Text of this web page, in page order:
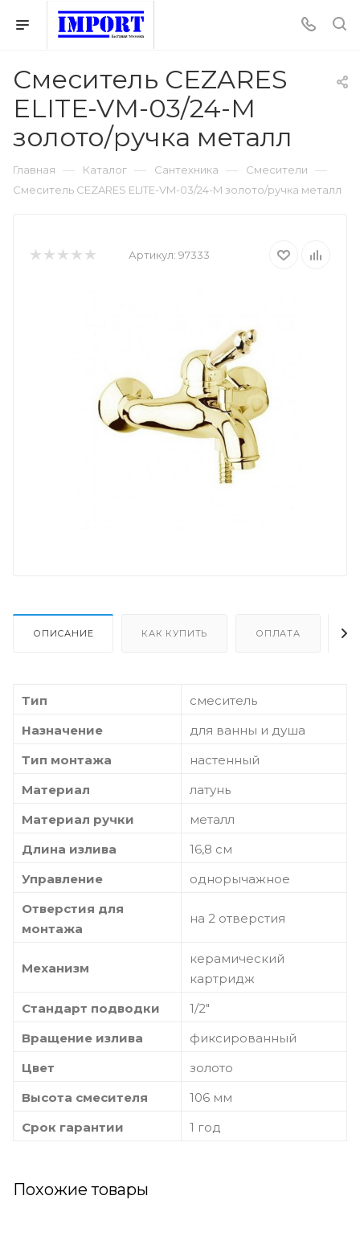
Смеситель CEZARES
ELITE-VM-03/24-M
золото/ручка металл
Главная — Каталог — Сантехника — Смесители —
Смеситель CEZARES ELITE-VM-03/24-M золото/ручка металл
Артикул: 97333
ОПИСАНИЕ КАК КУПИТЬ ОПЛАТА
Тип
смеситель
Назначение
для ванны и душа
Тип монтажа
настенный
Материал
латунь
Материал ручки
металл
Длина излива
16,8 см
Управление
однорычажное
Отверстия для
монтажа
на 2 отверстия
Механизм
керамический
картридж
Стандарт подводки
1/2"
Вращение излива
фиксированный
Цвет
золото
Высота смесителя
106 мм
Срок гарантии
1 год
Похожие товары